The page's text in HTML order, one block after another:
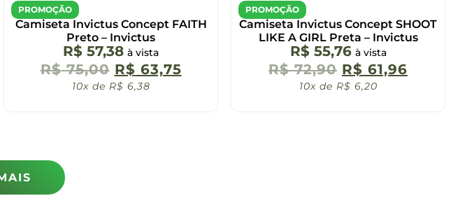
PROMOÇÃO
Camiseta Invictus Concept FAITH
Preto – Invictus
R$ 57,38 à vista
R$75,00 R$ 63,75
10x de R$ 6,38
PROMOÇÃO
Camiseta Invictus Concept SHOOT
LIKE A GIRL Preta – Invictus
R$55,76 à vista
R$72,90 R$ 61,96
10x de R$ 6,20